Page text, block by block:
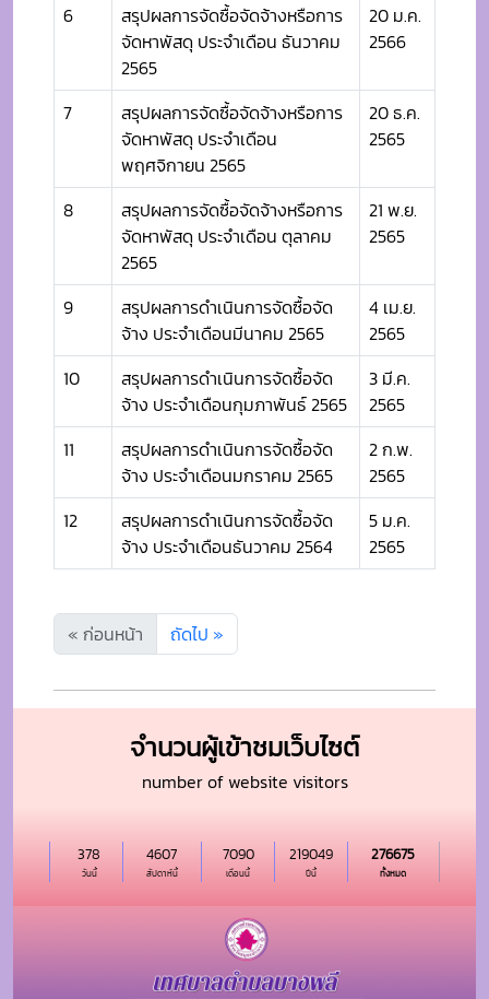
6
สรุปผลการจัดซื้อจัดจ้างหรือการ
จัดหาพัสดุ ประจำเดือน ธันวาคม
2565
20 ม.ค.
2566
7
สรุปผลการจัดซื้อจัดจ้างหรือการ
จัดหาพัสดุ ประจำเดือน
พฤศจิกายน 2565
20 ธ.ค.
2565
8
สรุปผลการจัดซื้อจัดจ้างหรือการ
จัดหาพัสดุ ประจำเดือน ตุลาคม
2565
21 พ.ย.
2565
9
สรุปผลการดำเนินการจัดซื้อจัด
จ้าง ประจำเดือนมีนาคม 2565
4 เม.ย.
2565
10
สรุปผลการดำเนินการจัดซื้อจัด
จ้าง ประจำเดือนกุมภาพันธ์ 2565
3 มี.ค.
2565
11
สรุปผลการดำเนินการจัดซื้อจัด
จ้าง ประจำเดือนมกราคม 2565
2 ก.พ.
2565
12
สรุปผลการดำเนินการจัดซื้อจัด
จ้าง ประจำเดือนธันวาคม 2564
5 ม.ค.
2565
« ก่อนหน้า ถัดไป »
จำนวนผู้เข้าชมเว็บไซต์
number of website visitors
วันนี้
378
สัปดาห์นี้
4607
เดือนนี้
7090
ปีนี้
219049
ทั้งหมด
276675